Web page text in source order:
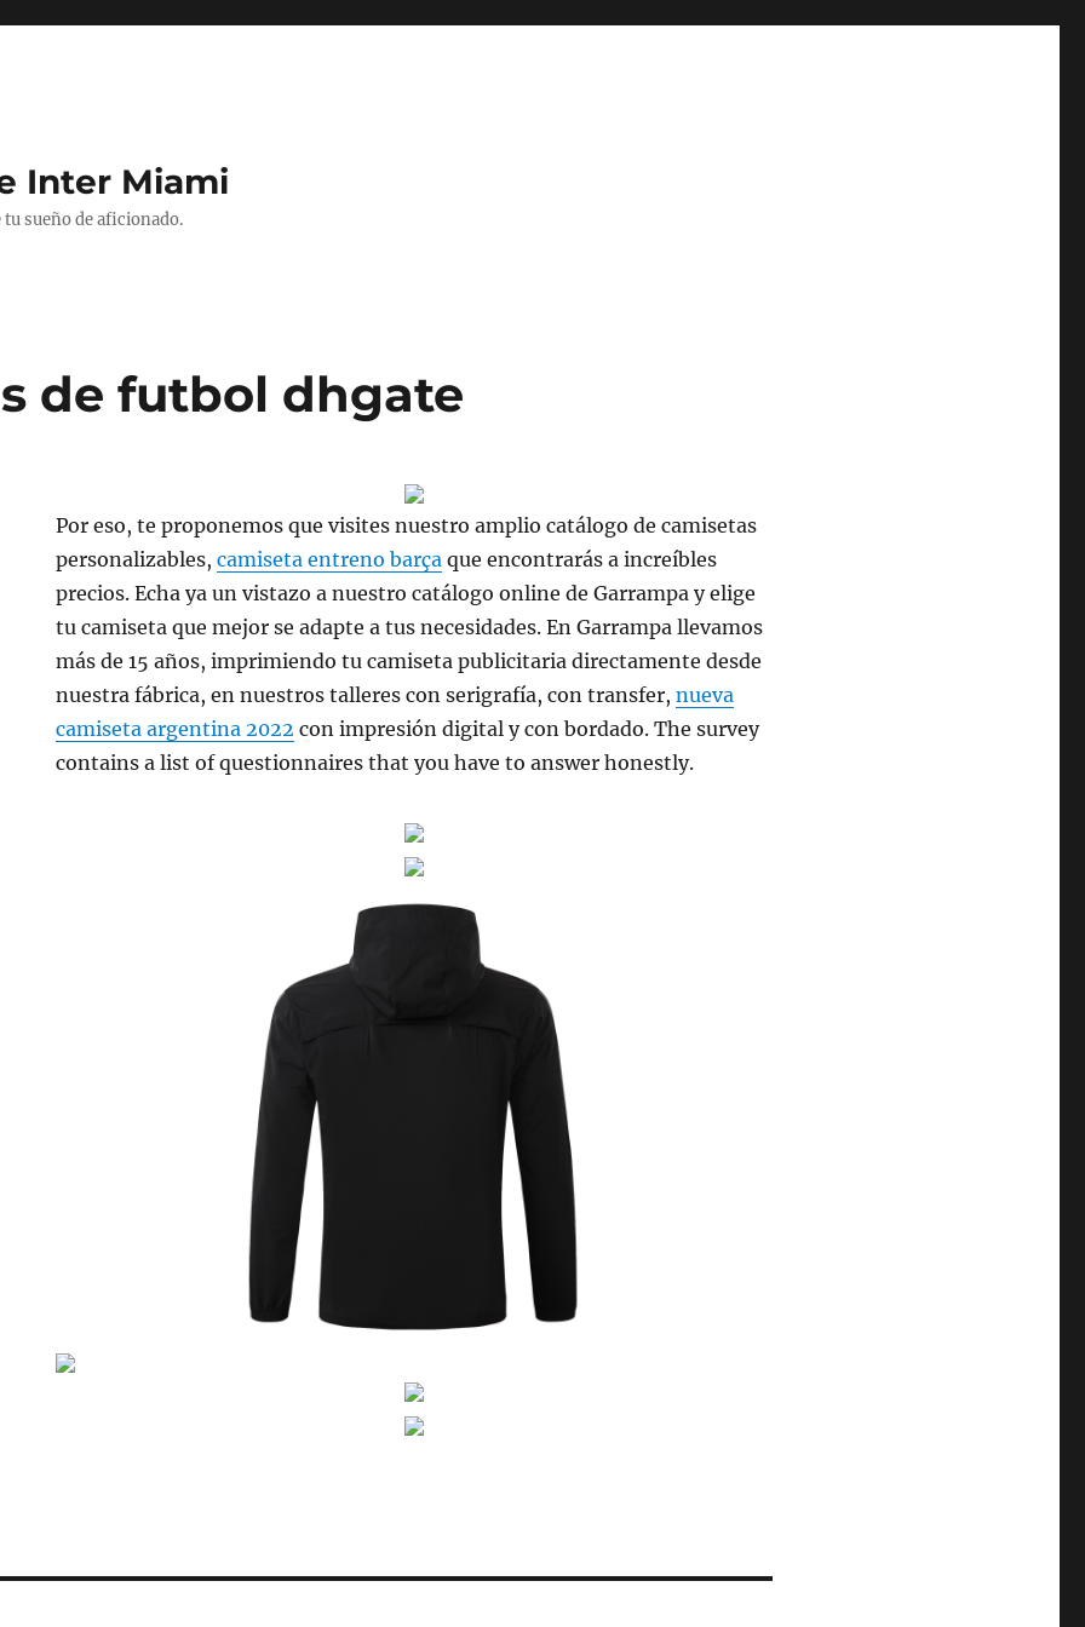
Inter Miami
sueño de aficionado.
de futbol dhgate
Por eso, te proponemos que visites nuestro amplio catálogo de camisetas
personalizables,camiseta entreno barça que encontrarás a increíbles
precios. Echa ya un vistazo a nuestro catálogo online de Garrampa y elige
tu camiseta que mejor se adapte a tus necesidades. En Garrampa llevamos
más de 15 años, imprimiendo tu camiseta publicitaria directamente desde
nuestra fábrica, en nuestros talleres con serigrafía, con transfer,nueva
camiseta argentina 2022 con impresión digital y con bordado. The survey
contains a list of questionnaires that you have to answer honestly.